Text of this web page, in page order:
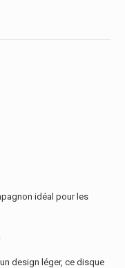
idéal pour les
design léger, ce disque